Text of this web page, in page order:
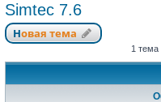
Simtec 7.6
Новая тема
1 тема